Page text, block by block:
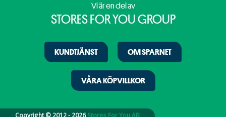
Vi är en del av
STORES FOR YOU GROUP
KUNDTJÄNST OM SPARNET
VÅRA KÖPVILLKOR
Copyright © 2012 - 2026Stores For You AB